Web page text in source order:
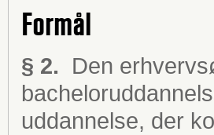
Formål
§ 2.
Den
uddannelse, der